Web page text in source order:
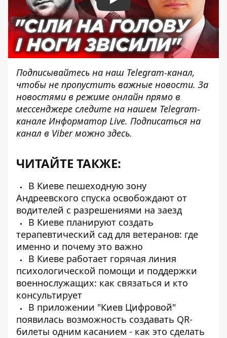
Play
Подписывайтесь на наш Telegram-канал,
чтобы не пропустить важные новости. За
новостями в режиме онлайн прямо в
мессенджере следите на нашем Telegram-
канале Информатор Live. Подписаться на
канал в Viber можно здесь.
ЧИТАЙТЕ ТАКЖЕ:
В Киеве пешеходную зону
Андреевского спуска освобождают от
водителей с разрешениями на заезд
В Киеве планируют создать
терапевтический сад для ветеранов: где
именно и почему это важно
В Киеве работает горячая линия
психологической помощи и поддержки
военнослужащих: как связаться и кто
консультирует
В приложении "Киев Цифровой"
появилась возможность создавать QR-
билеты одним касанием - как это сделать